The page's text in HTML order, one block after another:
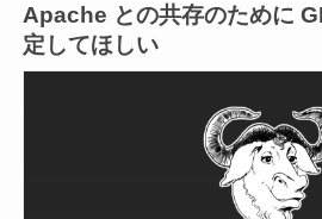
Apache との共存のために
定してほしい